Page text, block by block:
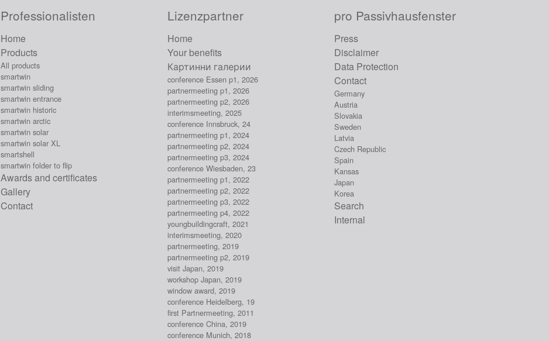
Professionalisten
Home
Products
All products
smartwin
smartwin sliding
smartwin entrance
smartwin historic
smartwin arctic
smartwin solar
smartwin solar XL
smartshell
smartwin folder to flip
Awards and certificates
Gallery
Contact
Lizenzpartner
Home
Your benefits
Картинни галерии
conference Essen p1, 2026
partnermeeting p1, 2026
partnermeeting p2, 2026
interimsmeeting, 2025
conference Innsbruck, 24
partnermeeting p1, 2024
partnermeeting p2, 2024
partnermeeting p3, 2024
conference Wiesbaden, 23
partnermeeting p1, 2022
partnermeeting p2, 2022
partnermeeting p3, 2022
partnermeeting p4, 2022
youngbuildingcraft, 2021
interimsmeeting, 2020
partnermeeting, 2019
partnermeeting p2, 2019
visit Japan, 2019
workshop Japan, 2019
window award, 2019
conference Heidelberg, 19
first Partnermeeting, 2011
conference China, 2019
conference Munich, 2018
pro Passivhausfenster
Press
Disclaimer
Data Protection
Contact
Germany
Austria
Slovakia
Sweden
Latvia
Czech Republic
Spain
Kansas
Japan
Korea
Search
Internal